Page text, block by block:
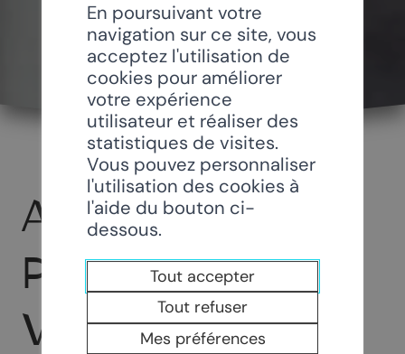
ASSOCIATION
POUR LA
VALORISATION
En poursuivant votre
navigation sur ce site, vous
acceptez l'utilisation de
cookies pour améliorer
votre expérience
utilisateur et réaliser des
statistiques de visites.
Vous pouvez personnaliser
l'utilisation des cookies à
l'aide du bouton ci-
dessous.
Tout accepter
Tout refuser
Mes préférences